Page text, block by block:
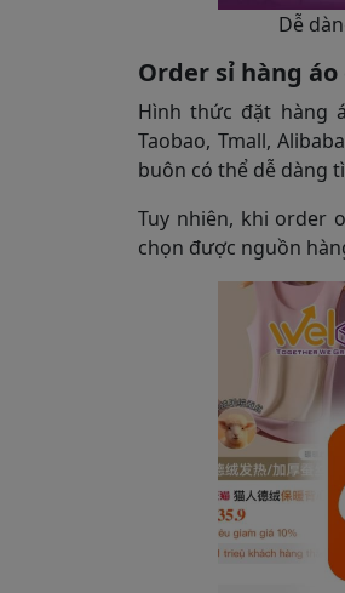
Dễ
Order sỉ hàng
Hình thức đặt hàng
Taobao, Tmall,
buôn có thể dễ dàng
Tuy nhiên, khi order
chọn được nguồn